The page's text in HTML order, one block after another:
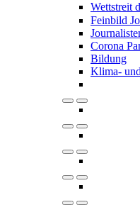
Wettstreit
Feinbild
Corona
Bildung
Klima-